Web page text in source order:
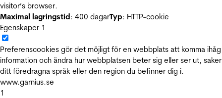
visitor’s browser.
Maximal lagringstid: 400 dagarTyp: HTTP-cookie
Egenskaper 1
Preferenscookies gör det möjligt för en webbplats att komma ihåg
information och ändra hur webbplatsen beter sig eller ser ut,
ditt föredragna språk eller den region du befinner dig i.
www.garnius.se
1